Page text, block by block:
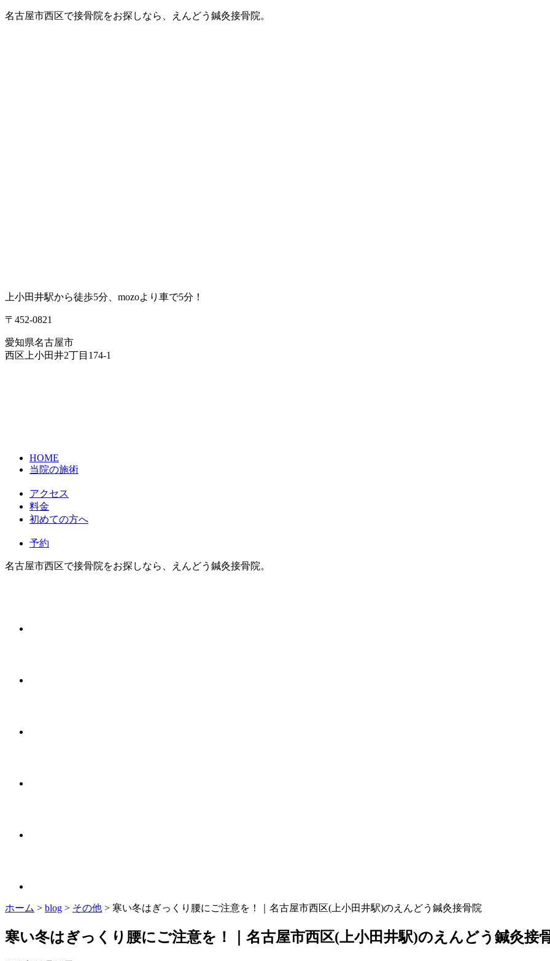
名古屋市西区で接骨院をお探しなら、えんどう鍼灸接骨院。
上小田井駅から徒歩5分、mozoより車で5分！
〒452-0821
愛知県名古屋市
西区上小田井2丁目174-1
HOME
当院の施術
アクセス
料金
初めての方へ
予約
名古屋市西区で接骨院をお探しなら、えんどう鍼灸接骨院。
ホーム > blog > その他 > 寒い冬はぎっくり腰にご注意を！｜名古屋市西区(上小田井駅)のえんどう鍼灸接骨院
寒い冬はぎっくり腰にご注意を！｜名古屋市西区(上小田井駅)のえんどう鍼灸接